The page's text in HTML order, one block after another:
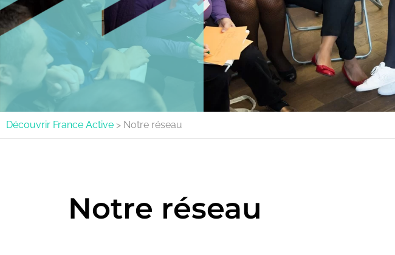
Découvrir France Active > Notre réseau
Notre réseau